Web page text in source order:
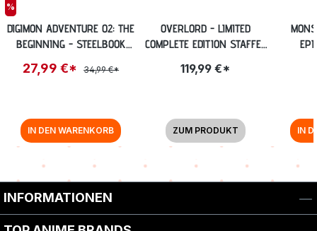
%
DIGIMON ADVENTURE 02: THE
BEGINNING - STEELBOOK
ANIME PLANET)
27,99 €* 34,99 €*
IN DEN WARENKORB
OVERLORD - LIMITED
COMPLETE EDITION STAFFEL
119,99 €*
ZUM PRODUKT IN
INFORMATIONEN